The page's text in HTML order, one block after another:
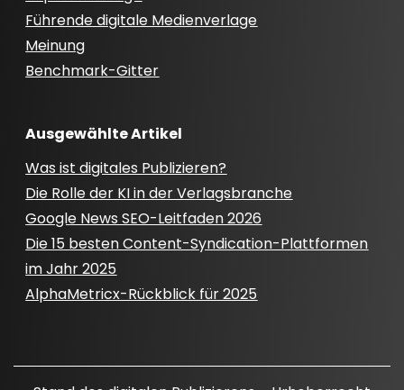
Führende digitale Medienverlage
Meinung
Benchmark-Gitter
Ausgewählte Artikel
Was ist digitales Publizieren?
Die Rolle der KI in der Verlagsbranche
Google News SEO-Leitfaden 2026
Die 15 besten Content-Syndication-Plattformen
im Jahr 2025
AlphaMetricx-Rückblick für 2025